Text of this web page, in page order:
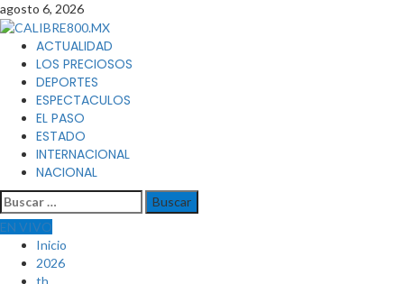
Saltar
al
contenido
agosto 6, 2026
Menú
principal
ACTUALIDAD
LOS PRECIOSOS
DEPORTES
ESPECTACULOS
EL PASO
ESTADO
INTERNACIONAL
NACIONAL
Buscar:
EN VIVO
Inicio
2026